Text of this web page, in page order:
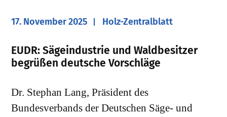
17. November 2025 Holz-Zentralblatt
EUDR: Sägeindustrie und Waldbesitzer
begrüßen deutsche Vorschläge
Dr. Stephan Lang, Präsident des
Bundesverbands der Deutschen Säge- und